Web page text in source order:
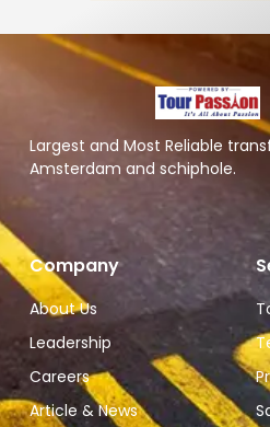
Largest and Most Reliable
Amsterdam and schiphole.
Company
About Us
Leadership
Careers
Article & News